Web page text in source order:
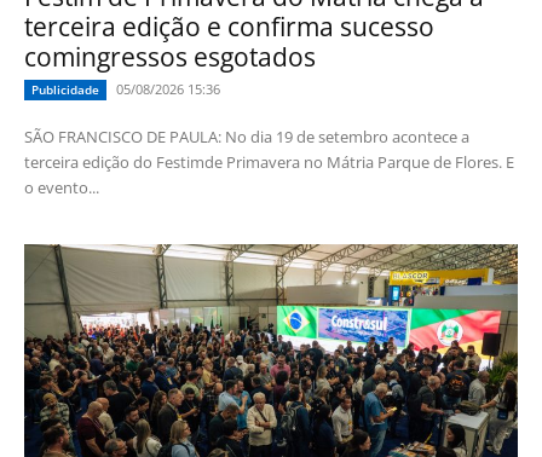
terceira edição e confirma sucesso
comingressos esgotados
Publicidade 05/08/2026 15:36
SÃO FRANCISCO DE PAULA: No dia 19 de setembro acontece a
terceira edição do Festimde Primavera no Mátria Parque de Flores. E
o evento...